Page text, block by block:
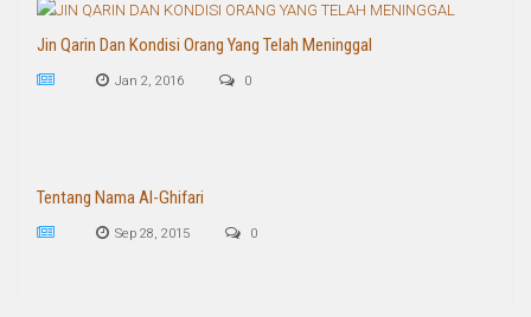
Jin Qarin Dan Kondisi Orang Yang Telah Meninggal
Jan 2, 2016 0
Tentang Nama Al-Ghifari
Sep 28, 2015 0